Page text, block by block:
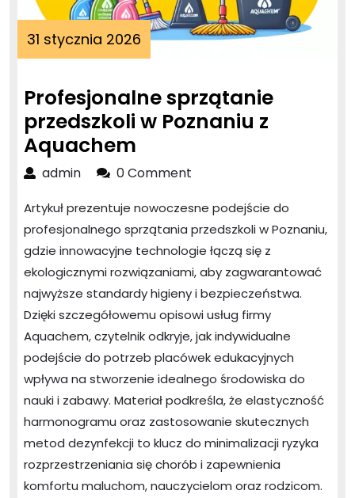
31 stycznia 2026 31
stycznia
Profesjonalne sprzątanie
przedszkoli w Poznaniu z
Aquachem
sprzątanie
w
Poznaniu
z
Aquachem
adminadmin0 Comment
Artykuł prezentuje nowoczesne podejście do
profesjonalnego sprzątania przedszkoli w Poznaniu,
gdzie innowacyjne technologie łączą się z
ekologicznymi rozwiązaniami, aby zagwarantować
najwyższe standardy higieny i bezpieczeństwa.
Dzięki szczegółowemu opisowi usług firmy
Aquachem, czytelnik odkryje, jak indywidualne
podejście do potrzeb placówek edukacyjnych
wpływa na stworzenie idealnego środowiska do
nauki i zabawy. Materiał podkreśla, że elastyczność
harmonogramu oraz zastosowanie skutecznych
metod dezynfekcji to klucz do minimalizacji ryzyka
rozprzestrzeniania się chorób i zapewnienia
komfortu maluchom, nauczycielom oraz rodzicom.